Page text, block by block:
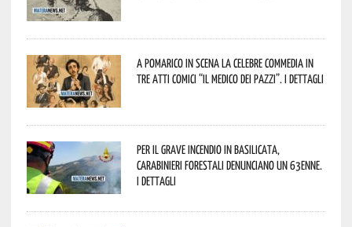
A Pomarico in scena la celebre commedia in
tre atti comici “Il medico dei pazzi”. I dettagli
Per il grave incendio in Basilicata,
Carabinieri forestali denunciano un 63enne.
I dettagli